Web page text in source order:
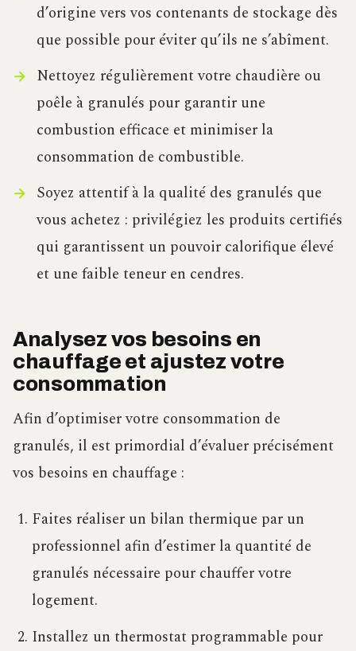
d’origine vers vos contenants de stockage dès
que possible pour éviter qu’ils ne s’abîment.
Nettoyez régulièrement votre chaudière ou
poêle à granulés pour garantir une
combustion efficace et minimiser la
consommation de combustible.
Soyez attentif à la qualité des granulés que
vous achetez : privilégiez les produits certifiés
qui garantissent un pouvoir calorifique élevé
et une faible teneur en cendres.
Analysez vos besoins en
chauffage et ajustez votre
consommation
Afin d’optimiser votre consommation de
granulés, il est primordial d’évaluer précisément
vos besoins en chauffage :
Faites réaliser un bilan thermique par un
professionnel afin d’estimer la quantité de
granulés nécessaire pour chauffer votre
logement.
Installez un thermostat programmable pour